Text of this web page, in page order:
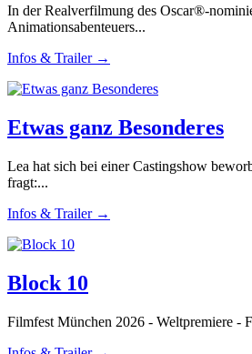
In der Realverfilmung des Oscar®-
Animationsabenteuers...
Infos & Trailer →
Etwas ganz Besonderes
Lea hat sich bei einer Castingshow
fragt:...
Infos & Trailer →
Block 10
Filmfest München 2026 - Weltpremiere -